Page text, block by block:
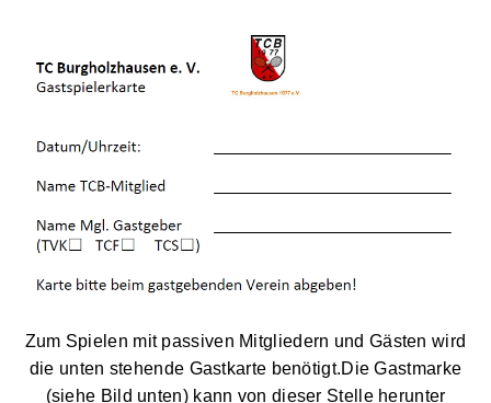
Zum Spielen mit passiven Mitgliedern und Gästen wird
die unten stehende Gastkarte benötigt.Die Gastmarke
(siehe Bild unten) kann von dieser Stelle herunter